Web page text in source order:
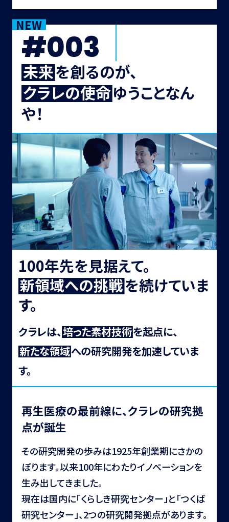
#003
NEW
未来を創るのが、
クラレの使命ゆうことなん
や！
100年先を見据えて。
新領域への挑戦を続けていま
す。
クラレは、培った素材技術を起点に、
新たな領域への研究開発を加速していま
す。
再生医療の最前線に、クラレの研究拠
点が誕生
その研究開発の歩みは1925年創業期にさかの
ぼります。以来100年にわたりイノベーションを
生み出してきました。
現在は国内に「くらしき研究センター」と「つくば
研究センター」、2つの研究開発拠点があります。